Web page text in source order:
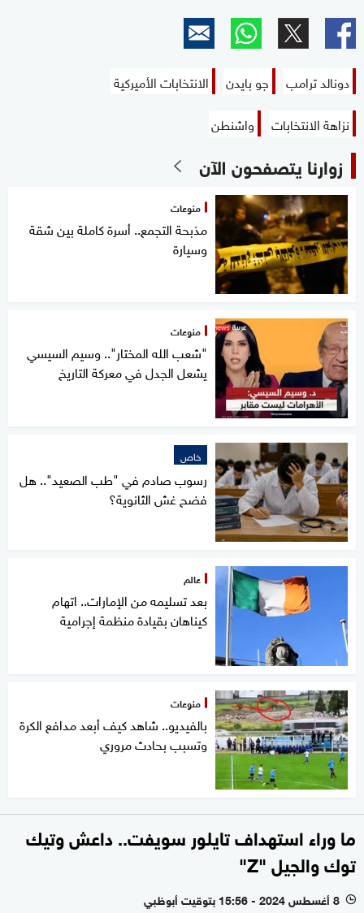
دونالد ترامب جو بايدن
الانتخابات الأميركية
نزاهة الانتخابات
واشنطن
زوارنا يتصفحون الآن
منوعات
مذبحة التجمع.. أسرة كاملة بين شقة
وسيارة
منوعات
"شعب الله المختار".. وسيم السيسي
يشعل الجدل في معركة التاريخ
خاص
رسوب صادم في "طب الصعيد".. هل
فضح غش الثانوية؟
عالم
بعد تسليمه من الإمارات.. اتهام
كيناهان بقيادة منظمة إجرامية
منوعات
بالفيديو.. شاهد كيف أبعد مدافع الكرة
وتسبب بحادث مروري
ما وراء استهداف تايلور سويفت.. داعش وتيك
توك والجيل "Z"
l 8 أغسطس 2024 - 15:56 بتوقيت أبوظبي